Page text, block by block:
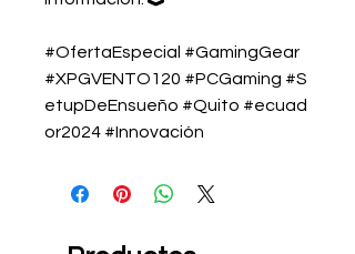
#OfertaEspecial #GamingGear
#XPGVENTO120 #PCGaming #S
etupDeEnsueño #Quito #ecuad
or2024 #Innovación